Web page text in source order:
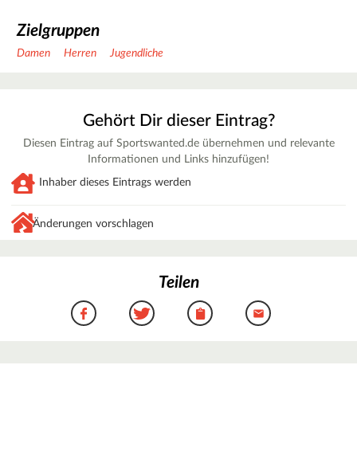
Zielgruppen
Damen Herren Jugendliche
Gehört Dir dieser Eintrag?
Diesen Eintrag auf Sportswanted.de übernehmen und relevante
Informationen und Links hinzufügen!
Inhaber dieses Eintrags werden
Änderungen vorschlagen
Teilen